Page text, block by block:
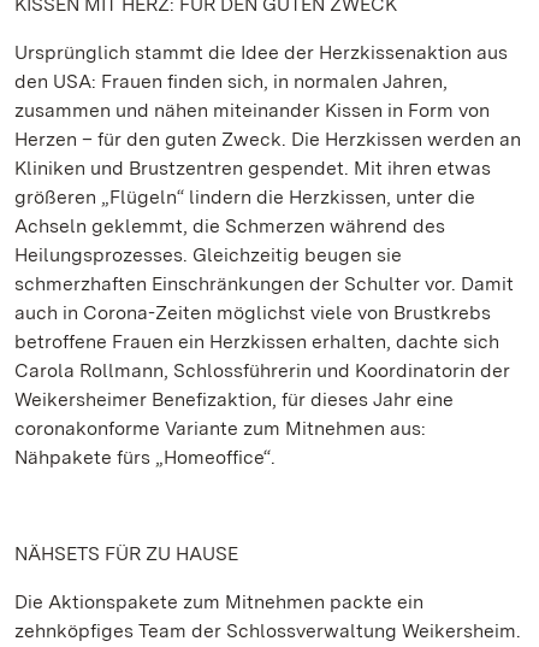
Ursprünglich stammt die Idee der Herzkissenaktion aus
den USA: Frauen finden sich, in normalen Jahren,
zusammen und nähen miteinander Kissen in Form von
Herzen – für den guten Zweck. Die Herzkissen werden an
Kliniken und Brustzentren gespendet. Mit ihren etwas
größeren „Flügeln“ lindern die Herzkissen, unter die
Achseln geklemmt, die Schmerzen während des
Heilungsprozesses. Gleichzeitig beugen sie
schmerzhaften Einschränkungen der Schulter vor. Damit
auch in Corona-Zeiten möglichst viele von Brustkrebs
betroffene Frauen ein Herzkissen erhalten, dachte sich
Carola Rollmann, Schlossführerin und Koordinatorin der
Weikersheimer Benefizaktion, für dieses Jahr eine
coronakonforme Variante zum Mitnehmen aus:
Nähpakete fürs „Homeoffice“.
NÄHSETS FÜR ZU HAUSE
Die Aktionspakete zum Mitnehmen packte ein
zehnköpfiges Team der Schlossverwaltung Weikersheim.